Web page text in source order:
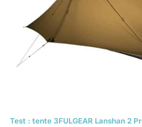
Test : tente 3FULGEAR Lanshan 2